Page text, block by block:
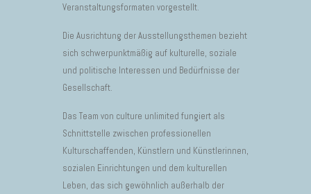
Veranstaltungsformaten vorgestellt.
Die Ausrichtung der Ausstellungsthemen bezieht
sich schwerpunktmäßig auf kulturelle, soziale
und politische Interessen und Bedürfnisse der
Gesellschaft.
Das Team von culture unlimited fungiert als
Schnittstelle zwischen professionellen
Kulturschaffenden, Künstlern und Künstlerinnen,
sozialen Einrichtungen und dem kulturellen
Leben, das sich gewöhnlich außerhalb der